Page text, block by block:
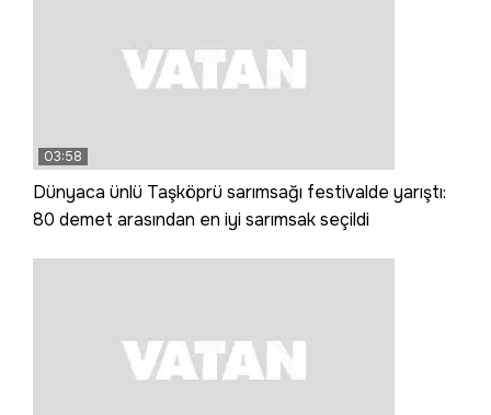
03:58
Dünyaca ünlü Taşköprü sarımsağı festivalde yarıştı:
80 demet arasından en iyi sarımsak seçildi